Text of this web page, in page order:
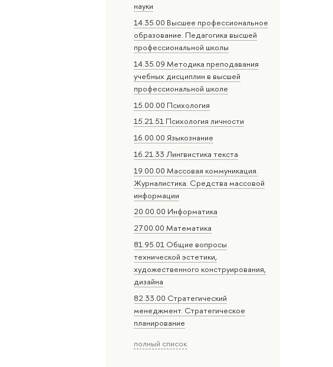
науки
14.35.00 Высшее профессиональное
образование. Педагогика высшей
профессиональной школы
14.35.09 Методика преподавания
учебных дисциплин в высшей
профессиональной школе
15.00.00 Психология
15.21.51 Психология личности
16.00.00 Языкознание
16.21.33 Лингвистика текста
19.00.00 Массовая коммуникация.
Журналистика. Средства массовой
информации
20.00.00 Информатика
27.00.00 Математика
81.95.01 Общие вопросы
технической эстетики,
художественного конструирования,
дизайна
82.33.00 Стратегический
менеджмент. Стратегическое
планирование
полный список